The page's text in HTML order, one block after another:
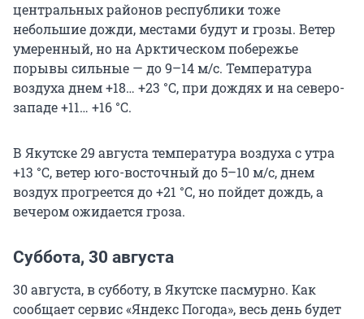
центральных районов республики тоже
небольшие дожди, местами будут и грозы. Ветер
умеренный, но на Арктическом побережье
порывы сильные — до 9–14 м/с. Температура
воздуха днем +18… +23 °С, при дождях и на северо-
западе +11… +16 °С.
В Якутске 29 августа температура воздуха с утра
+13 °C, ветер юго-восточный до 5–10 м/с, днем
воздух прогреется до +21 °С, но пойдет дождь, а
вечером ожидается гроза.
Суббота, 30 августа
30 августа, в субботу, в Якутске пасмурно. Как
сообщает сервис «Яндекс Погода», весь день будет